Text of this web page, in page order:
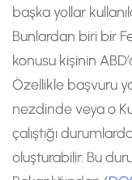
başka yollar
Bunlardan biri bir
konusu kişinin
Özellikle başvuru
nezdinde veya o
çalıştığı
oluşturabilir. Bu